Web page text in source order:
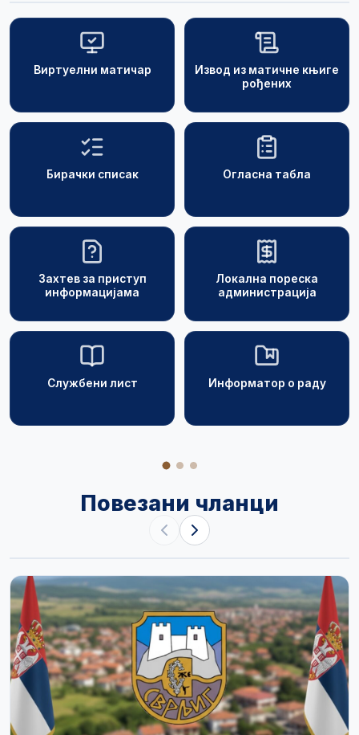
Виртуелни матичар
Извод из матичне књиге
рођених
Бирачки списак Огласна табла
Захтев за приступ
информацијама
Локална пореска
администрација
Службени лист Информатор о раду
Повезани чланци